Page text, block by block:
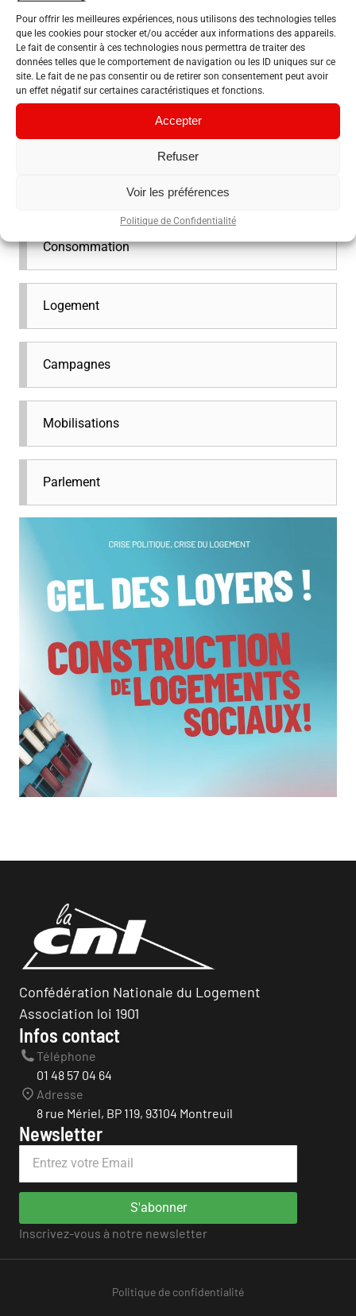
Pour offrir les meilleures expériences, nous utilisons des technologies telles
que les cookies pour stocker et/ou accéder aux informations des appareils.
Le fait de consentir à ces technologies nous permettra de traiter des
données telles que le comportement de navigation ou les ID uniques sur ce
site. Le fait de ne pas consentir ou de retirer son consentement peut avoir
un effet négatif sur certaines caractéristiques et fonctions.
Accepter
Refuser
Voir les préférences
Politique de Confidentialité
Partagez
Facebook LinkedIn
Contrôle des charges : la CNL 95 obtient
plus de 500 000 € de remboursement aux
Consommation
Logement
Campagnes
Mobilisations
Parlement
Confédération Nationale du Logement
Association loi 1901
Infos contact
Téléphone
01 48 57 04 64
Adresse
8 rue Mériel, BP 119, 93104 Montreuil
Newsletter
S'abonner
Inscrivez-vous à notre newsletter
Politique de confidentialité